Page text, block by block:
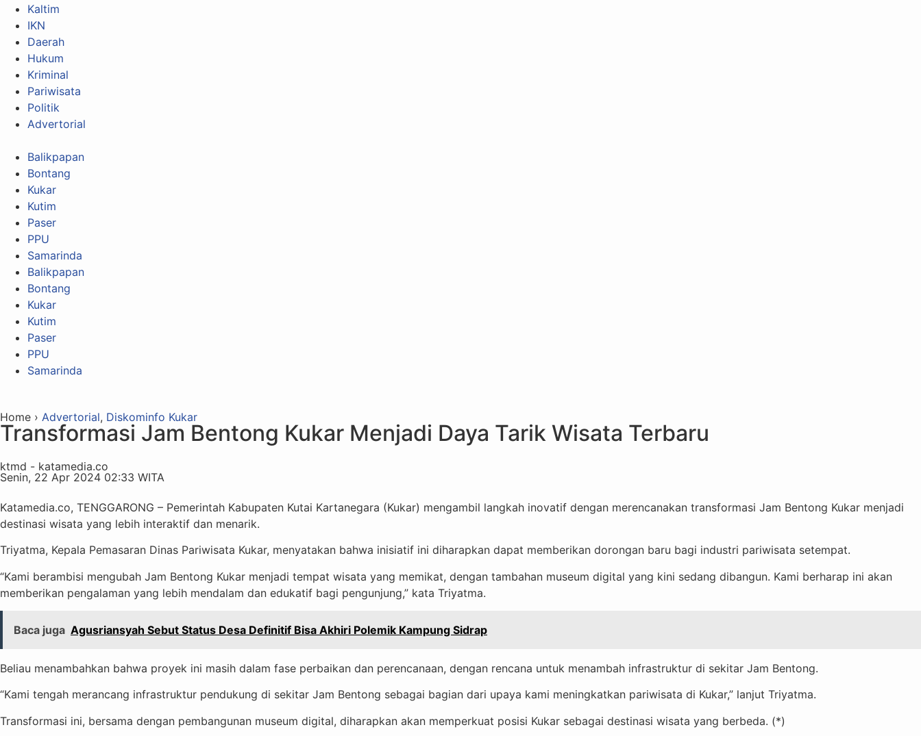
Kaltim
IKN
Daerah
Hukum
Kriminal
Pariwisata
Politik
Advertorial
Balikpapan
Bontang
Kukar
Kutim
Paser
PPU
Samarinda
Balikpapan
Bontang
Kukar
Kutim
Paser
PPU
Samarinda
Home › Advertorial, Diskominfo Kukar
Transformasi Jam Bentong Kukar Menjadi Daya Tarik Wisata Terbaru
ktmd - katamedia.co
Senin, 22 Apr 2024 02:33 WITA
Katamedia.co, TENGGARONG – Pemerintah Kabupaten Kutai Kartanegara (Kukar) mengambil langkah inovatif dengan merencanakan transformasi Jam Bentong Kukar menjadi
destinasi wisata yang lebih interaktif dan menarik.
Triyatma, Kepala Pemasaran Dinas Pariwisata Kukar, menyatakan bahwa inisiatif ini diharapkan dapat memberikan dorongan baru bagi industri pariwisata setempat.
“Kami berambisi mengubah Jam Bentong Kukar menjadi tempat wisata yang memikat, dengan tambahan museum digital yang kini sedang dibangun. Kami berharap ini akan
memberikan pengalaman yang lebih mendalam dan edukatif bagi pengunjung,” kata Triyatma.
Baca juga Agusriansyah Sebut Status Desa Definitif Bisa Akhiri Polemik Kampung Sidrap
Beliau menambahkan bahwa proyek ini masih dalam fase perbaikan dan perencanaan, dengan rencana untuk menambah infrastruktur di sekitar Jam Bentong.
“Kami tengah merancang infrastruktur pendukung di sekitar Jam Bentong sebagai bagian dari upaya kami meningkatkan pariwisata di Kukar,” lanjut Triyatma.
Transformasi ini, bersama dengan pembangunan museum digital, diharapkan akan memperkuat posisi Kukar sebagai destinasi wisata yang berbeda. (*)